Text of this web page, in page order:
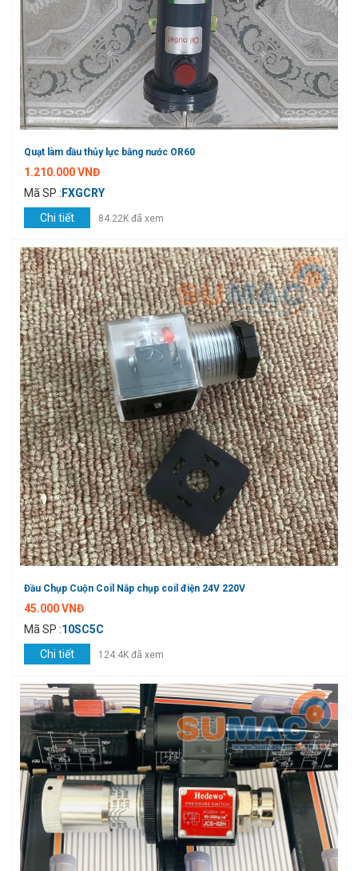
Quạt làm dầu thủy lực bằng nước OR60
1.210.000 VNĐ
Mã SP : FXGCRY
Chi tiết
84.22K đã xem
Đầu Chụp Cuộn Coil Nắp chụp coil điện 24V 220V
45.000 VNĐ
Mã SP :10SC5C
Chi tiết
124.4K đã xem